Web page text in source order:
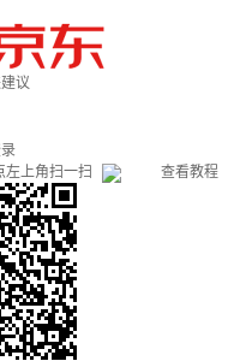
议
左上角扫一扫 查看教程